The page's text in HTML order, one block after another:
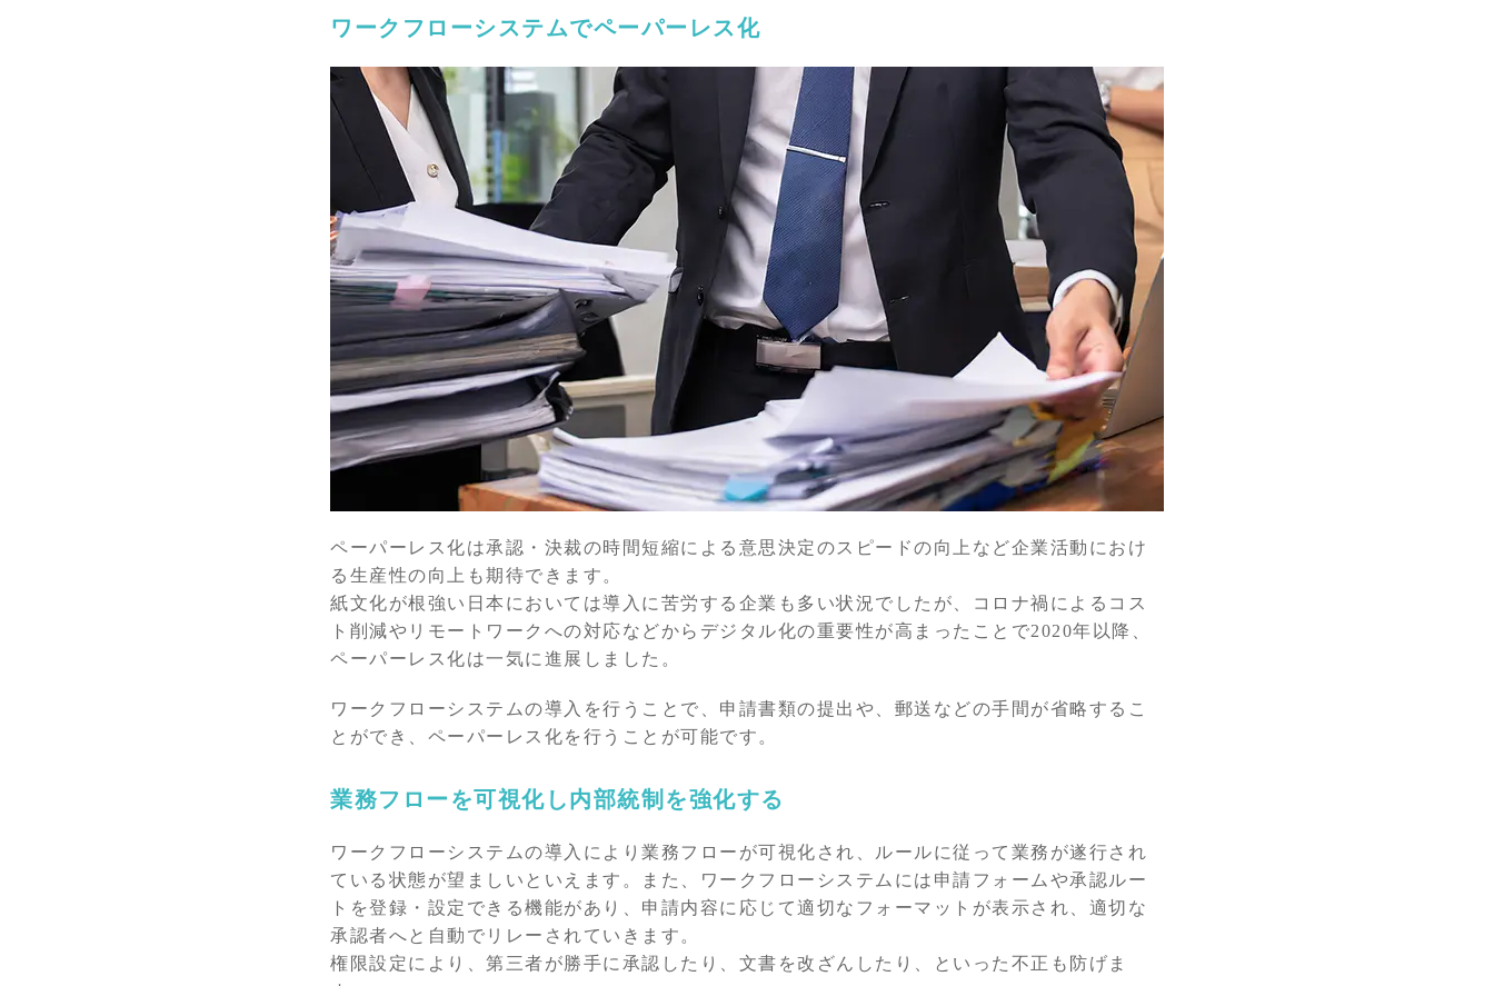
ワークフローシステムでペーパーレス化
ペーパーレス化は承認・決裁の時間短縮による意思決定のスピードの向上など企業活動におけ
る生産性の向上も期待できます。
紙文化が根強い日本においては導入に苦労する企業も多い状況でしたが、コロナ禍によるコス
ト削減やリモートワークへの対応などからデジタル化の重要性が高まったことで2020年以降、
ペーパーレス化は一気に進展しました。
ワークフローシステムの導入を行うことで、申請書類の提出や、郵送などの手間が省略するこ
とができ、ペーパーレス化を行うことが可能です。
業務フローを可視化し内部統制を強化する
ワークフローシステムの導入により業務フローが可視化され、ルールに従って業務が遂行され
ている状態が望ましいといえます。また、ワークフローシステムには申請フォームや承認ルー
トを登録・設定できる機能があり、申請内容に応じて適切なフォーマットが表示され、適切な
承認者へと自動でリレーされていきます。
権限設定により、第三者が勝手に承認したり、文書を改ざんしたり、といった不正も防げま